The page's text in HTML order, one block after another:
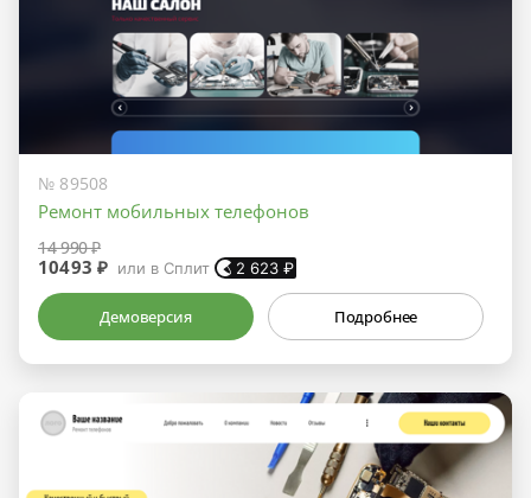
№ 89508
Ремонт мобильных телефонов
14 990 ₽
10493 ₽ или в Сплит 2 623 ₽
Демоверсия Подробнее